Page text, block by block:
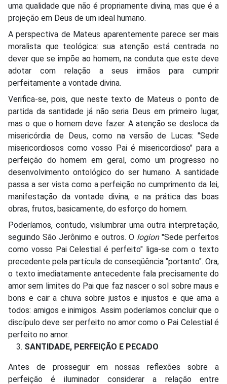
uma qualidade que não é propriamente divina, mas que é a
projeção em Deus de um ideal humano.
A perspectiva de Mateus aparentemente parece ser mais
moralista que teológica: sua atenção está centrada no
dever que se impõe ao homem, na conduta que este deve
adotar com relação a seus irmãos para cumprir
perfeitamente a vontade divina.
Verifica-se, pois, que neste texto de Mateus o ponto de
partida da santidade já não seria Deus em primeiro lugar,
mas o que o homem deve fazer. A atenção se desloca da
misericórdia de Deus, como na versão de Lucas: "Sede
misericordiosos como vosso Pai é misericordioso" para a
perfeição do homem em geral, como um progresso no
desenvolvimento ontológico do ser humano. A santidade
passa a ser vista como a perfeição no cumprimento da lei,
manifestação da vontade divina, e na prática das boas
obras, frutos, basicamente, do esforço do homem.
Poderíamos, contudo, vislumbrar uma outra interpretação,
seguindo São Jerônimo e outros. O logion "Sede perfeitos
como vosso Pai Celestial é perfeito" liga-se com o texto
precedente pela partícula de conseqüência "portanto". Ora,
o texto imediatamente antecedente fala precisamente do
amor sem limites do Pai que faz nascer o sol sobre maus e
bons e cair a chuva sobre justos e injustos e que ama a
todos: amigos e inimigos. Assim poderíamos concluir que o
discípulo deve ser perfeito no amor como o Pai Celestial é
perfeito no amor.
SANTIDADE, PERFEIÇÃO E PECADO
Antes de prosseguir em nossas reflexões sobre a
perfeição é iluminador considerar a relação entre